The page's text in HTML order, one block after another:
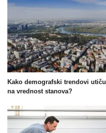
Kako demografski trendovi utiču
na vrednost stanova?